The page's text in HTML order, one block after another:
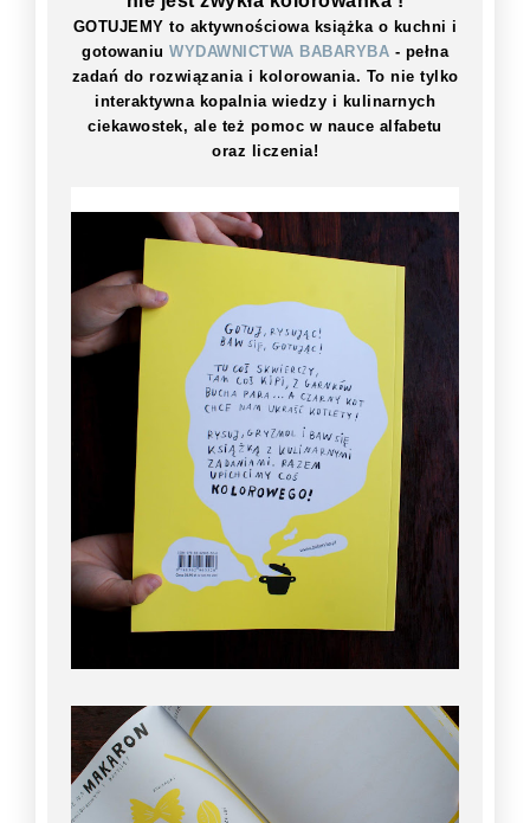
GOTUJEMY to aktywnościowa książka o kuchni i
gotowaniu WYDAWNICTWA BABARYBA - pełna
zadań do rozwiązania i kolorowania. To nie tylko
interaktywna kopalnia wiedzy i kulinarnych
ciekawostek, ale też pomoc w nauce alfabetu
oraz liczenia!